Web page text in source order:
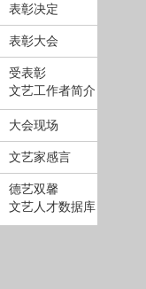
表彰决定
表彰大会
受表彰
文艺工作者简介
大会现场
文艺家感言
德艺双馨
文艺人才数据库